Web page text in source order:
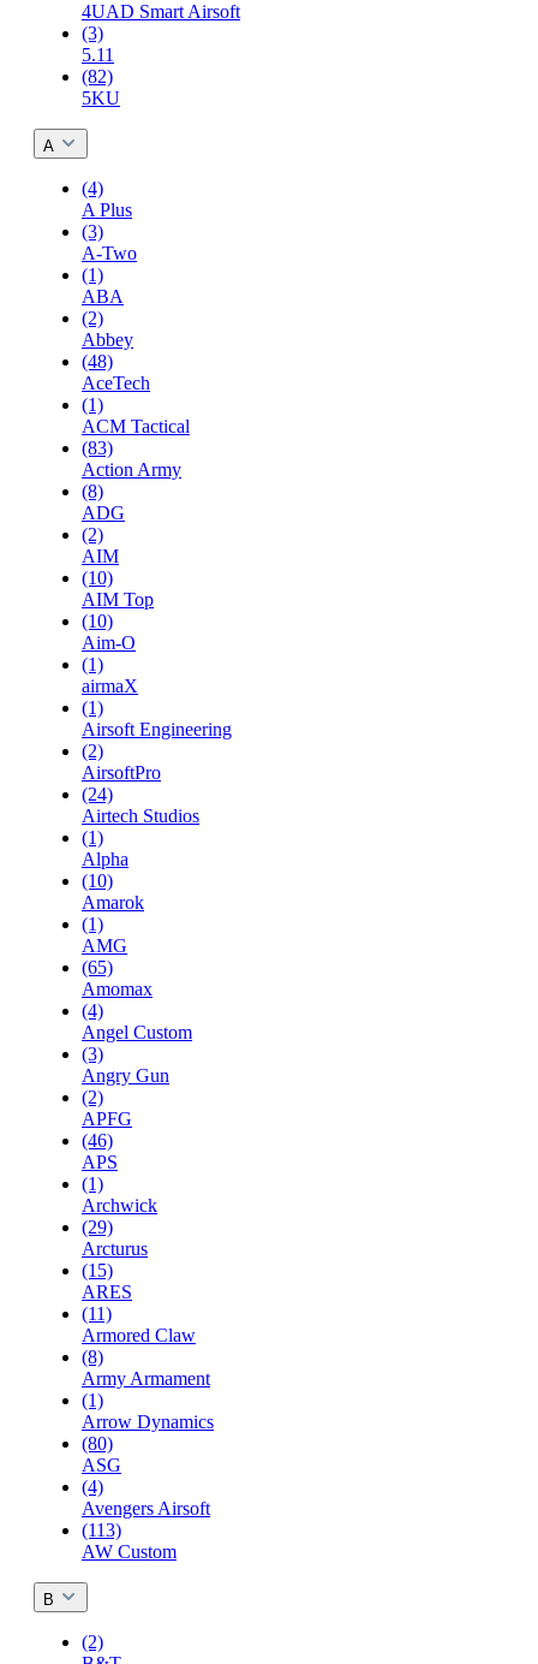
4UAD Smart Airsoft
(3)
5.11
(82)
5KU
A
(4)
A Plus
(3)
A-Two
(1)
ABA
(2)
Abbey
(48)
AceTech
(1)
ACM Tactical
(83)
Action Army
(8)
ADG
(2)
AIM
(10)
AIM Top
(10)
Aim-O
(1)
airmaX
(1)
Airsoft Engineering
(2)
AirsoftPro
(24)
Airtech Studios
(1)
Alpha
(10)
Amarok
(1)
AMG
(65)
Amomax
(4)
Angel Custom
(3)
Angry Gun
(2)
APFG
(46)
APS
(1)
Archwick
(29)
Arcturus
(15)
ARES
(11)
Armored Claw
(8)
Army Armament
(1)
Arrow Dynamics
(80)
ASG
(4)
Avengers Airsoft
(113)
AW Custom
B
(2)